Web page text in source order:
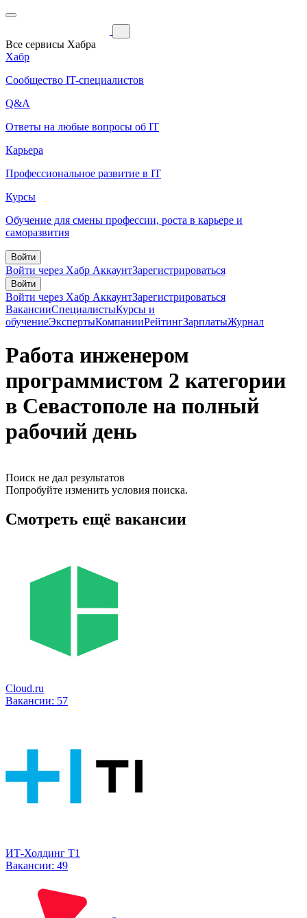
Все сервисы Хабра
Хабр
Сообщество IT-специалистов
Q&A
Ответы на любые вопросы об IT
Карьера
Профессиональное развитие в IT
Курсы
Обучение для смены профессии, роста в карьере и
саморазвития
Войти
Войти через Хабр АккаунтЗарегистрироваться
Войти
Войти через Хабр АккаунтЗарегистрироваться
ВакансииСпециалистыКурсы и
обучениеЭкспертыКомпанииРейтингЗарплатыЖурнал
Работа инженером
программистом 2 категории
в Севастополе на полный
рабочий день
Поиск не дал результатов
Попробуйте изменить условия поиска.
Смотреть ещё вакансии
Cloud.ru
Вакансии: 57
ИТ-Холдинг Т1
Вакансии: 49